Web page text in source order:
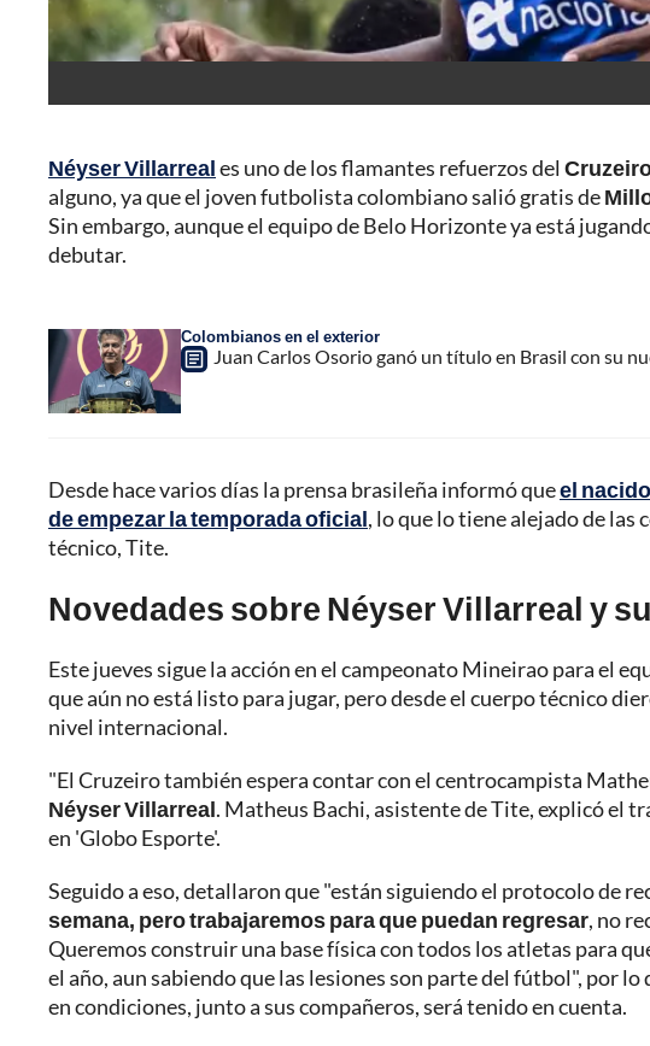
Néyser Villarreales uno de los flamantes refuerzos del
alguno, ya que el joven futbolista colombiano salió gratis de
Sin embargo, aunque el equipo de Belo Horizonte ya está
debutar.
Colombianos en el exterior
Juan Carlos Osorio ganó un título en Brasil con su
Desde hace varios días la prensa brasileña informó queel
de empezar la temporada oficial, lo que lo tiene alejado de
técnico, Tite.
Novedades sobre Néyser Villarreal y
Este jueves sigue la acción en el campeonato Mineirao para el
que aún no está listo para jugar, pero desde el cuerpo técnico
nivel internacional.
"El Cruzeiro también espera contar con el centrocampista
Néyser Villarreal. Matheus Bachi, asistente de Tite, explicó el
en 'Globo Esporte'.
Seguido a eso, detallaron que "están siguiendo el protocolo de
semana, pero trabajaremos para que puedan regresar, no
Queremos construir una base física con todos los atletas para
el año, aun sabiendo que las lesiones son parte del fútbol", por
en condiciones, junto a sus compañeros, será tenido en cuenta.